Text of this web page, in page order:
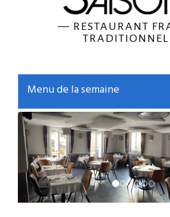
— RESTAURANT
Menu de la semaine